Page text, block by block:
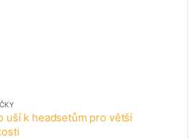
uší k headsetům pro větší